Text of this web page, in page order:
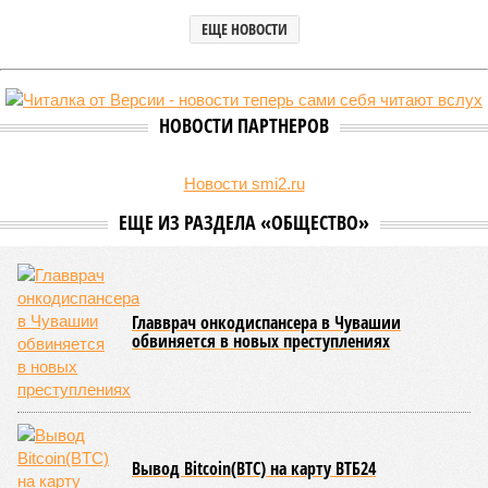
В Чувашской Республике последовательно реализуются меры,
направленные на повышение статуса и институциональное
развитие национальной борьбы на поясах керешу.
Региональные власти не ограничились
дисциплины в качестве приоритетной, но также утвердили